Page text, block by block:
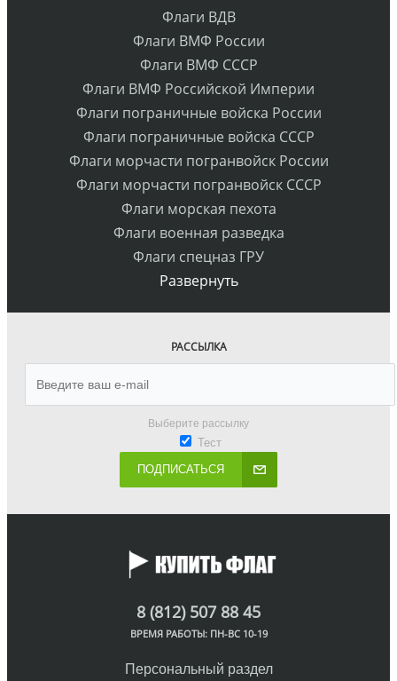
Флаги ВДВ
Флаги ВМФ России
Флаги ВМФ СССР
Флаги ВМФ Российской Империи
Флаги пограничные войска России
Флаги пограничные войска СССР
Флаги морчасти погранвойск России
Флаги морчасти погранвойск СССР
Флаги морская пехота
Флаги военная разведка
Флаги спецназ ГРУ
Развернуть
РАССЫЛКА
Выберите рассылку
Тест
ПОДПИСАТЬСЯ
8 (812) 507 88 45
ВРЕМЯ РАБОТЫ: ПН-ВС 10-19
Персональный раздел